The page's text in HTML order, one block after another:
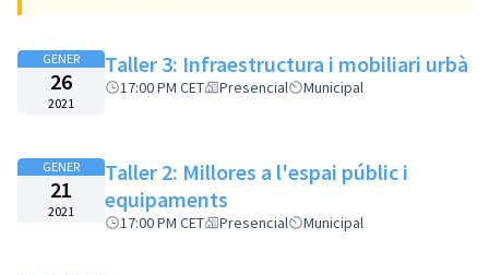
GENER
26
2021
Taller 3: Infraestructura i mobiliari urbà
17:00 PM CET Presencial Municipal
GENER
21
2021
Taller 2: Millores a l'espai públic i
equipaments
17:00 PM CET Presencial Municipal